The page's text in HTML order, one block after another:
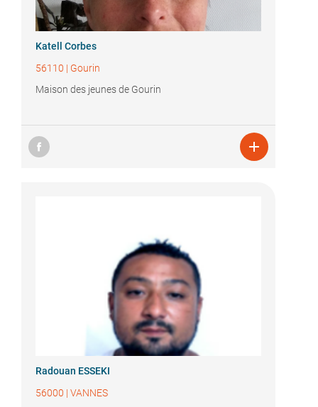
Katell Corbes
56110 | Gourin
Maison des jeunes de Gourin

Radouan ESSEKI
56000 | VANNES